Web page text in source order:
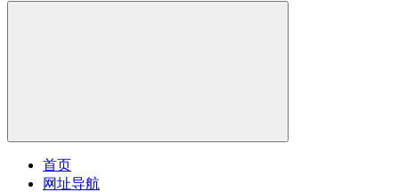
首页
网址导航